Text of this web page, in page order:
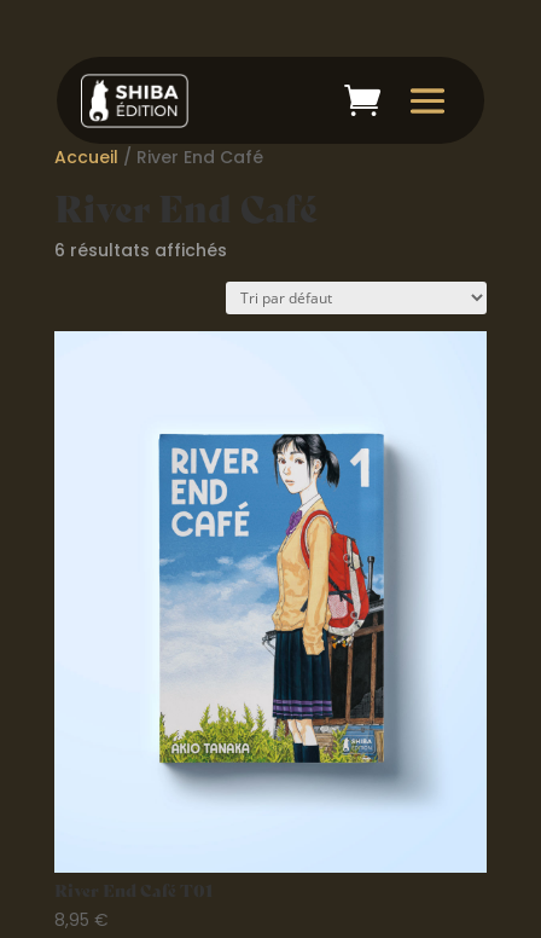
Accueil / River End Café
River End Café
6 résultats affichés
River End Café T01
8,95 €